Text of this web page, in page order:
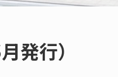
発行）